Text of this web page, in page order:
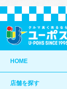
HOME
店舗を探す